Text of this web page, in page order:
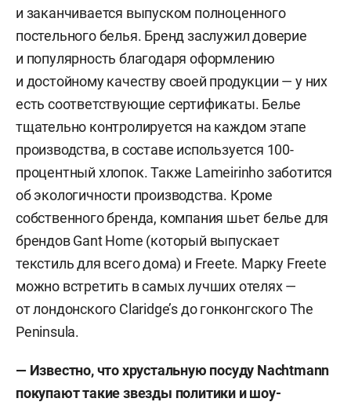
и заканчивается выпуском полноценного
постельного белья. Бренд заслужил доверие
и популярность благодаря оформлению
и достойному качеству своей продукции — у них
есть соответствующие сертификаты. Белье
тщательно контролируется на каждом этапе
производства, в составе используется 100-
процентный хлопок. Также Lameirinho заботится
об экологичности производства. Кроме
собственного бренда, компания шьет белье для
брендов Gant Home (который выпускает
текстиль для всего дома) и Freete. Марку Freete
можно встретить в самых лучших отелях —
от лондонского Claridge’s до гонконгского The
Peninsula.
— Известно, что хрустальную посуду Nachtmann
покупают такие звезды политики и шоу-